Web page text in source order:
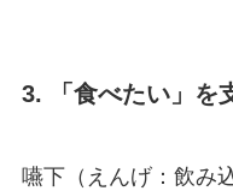
3. 「食べたい」を
嚥下（えんげ：飲み